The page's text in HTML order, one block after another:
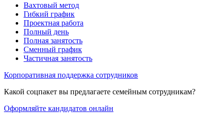
Вахтовый метод
Гибкий график
Проектная работа
Полный день
Полная занятость
Сменный график
Частичная занятость
Корпоративная поддержка сотрудников
Какой соцпакет вы предлагаете семейным сотрудникам?
Оформляйте кандидатов онлайн